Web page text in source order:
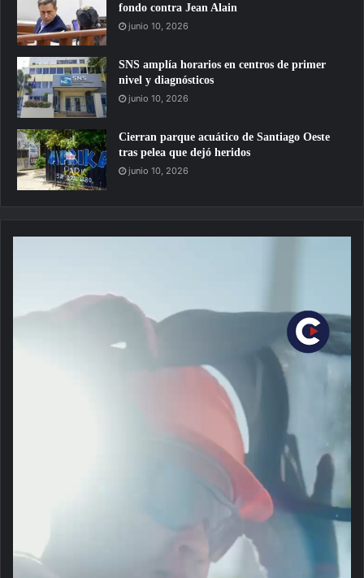
fondo contra Jean Alain
junio 10, 2026
SNS amplía horarios en centros de primer
nivel y diagnósticos
junio 10, 2026
Cierran parque acuático de Santiago Oeste
tras pelea que dejó heridos
junio 10, 2026